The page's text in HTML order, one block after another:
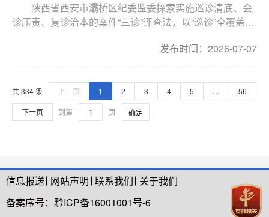
陕西省西安市灞桥区纪委监委探索实施巡诊清底、会
诊压责、复诊治本的案件“三诊”评查法，以“巡诊”全覆盖评
诊”销号管理根治质量顽疾，推动基层案件查办数量与质量
双提升。
发布时间：2026-07-07
共 334 条 上一页 1 2 3 4 5 … 56
下一页 到第 页 确定
信息报送 网站声明 联系我们 关于我们
备案序号： 黔ICP备16001001号-6